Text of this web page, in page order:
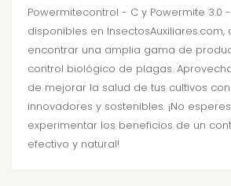
Powermitecontrol - C y Powermite 3.0
disponibles en
encontrar una amplia gama de
control biológico de plagas.
de mejorar la salud de tus cultivos
innovadores y sostenibles. ¡No
experimentar los beneficios de un
efectivo y natural!